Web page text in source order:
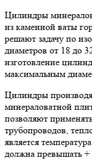
Цилиндры
из каменной ваты
решают задачу по
диаметров от 18 до
изготовление
максимальным
Цилиндры
минераловатной
позволяют
трубопроводов,
является
должна превышать +